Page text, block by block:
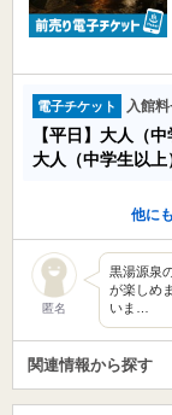
電子チケット 入館
【平日】大人（
大人（中学生以上
他に
匿名
黒湯源泉
が楽しめ
いま…
関連情報から探す